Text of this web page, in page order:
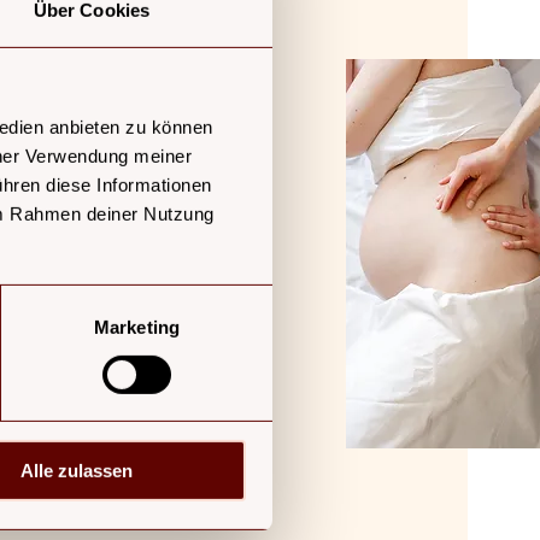
Über Cookies
anbieten zu können
Verwendung meiner
diese Informationen
Rahmen deiner Nutzung
Marketing
Alle zulassen
wirken.
weniger Müdigkeit
werden
Schmerz!